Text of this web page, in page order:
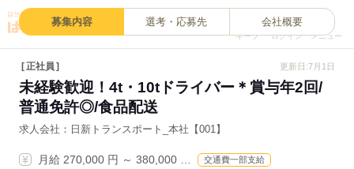
キープ ログイン メニュー
募集内容 選考・応募先 会社概要
正社員 更新日:7月1日
未経験歓迎！4t・10tドライバー＊賞与年2回/
普通免許◎/食品配送
求人会社 日新トランスポート_本社【001】
月給 270,000 円 ～ 380,000 … 交通費一部支給